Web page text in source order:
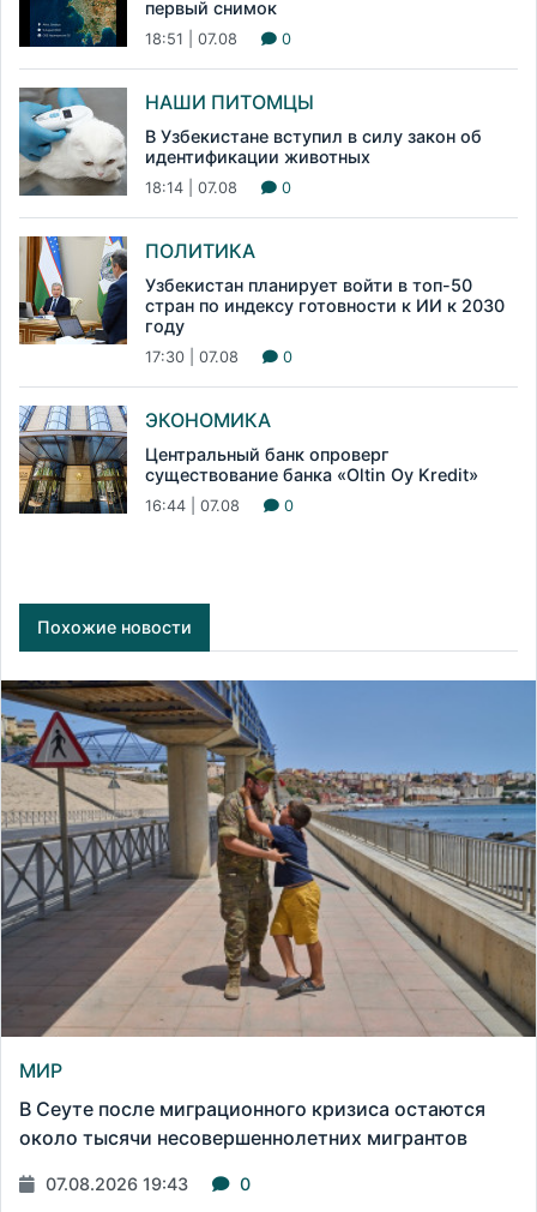
первый снимок
18:51 | 07.08 0
НАШИ ПИТОМЦЫ
В Узбекистане вступил в силу закон об
идентификации животных
18:14 | 07.08 0
ПОЛИТИКА
Узбекистан планирует войти в топ-50
стран по индексу готовности к ИИ к 2030
году
17:30 | 07.08 0
ЭКОНОМИКА
Центральный банк опроверг
существование банка «Oltin Oy Kredit»
16:44 | 07.08 0
Похожие новости
МИР
В Сеуте после миграционного кризиса остаются
около тысячи несовершеннолетних мигрантов
07.08.2026 19:43 0